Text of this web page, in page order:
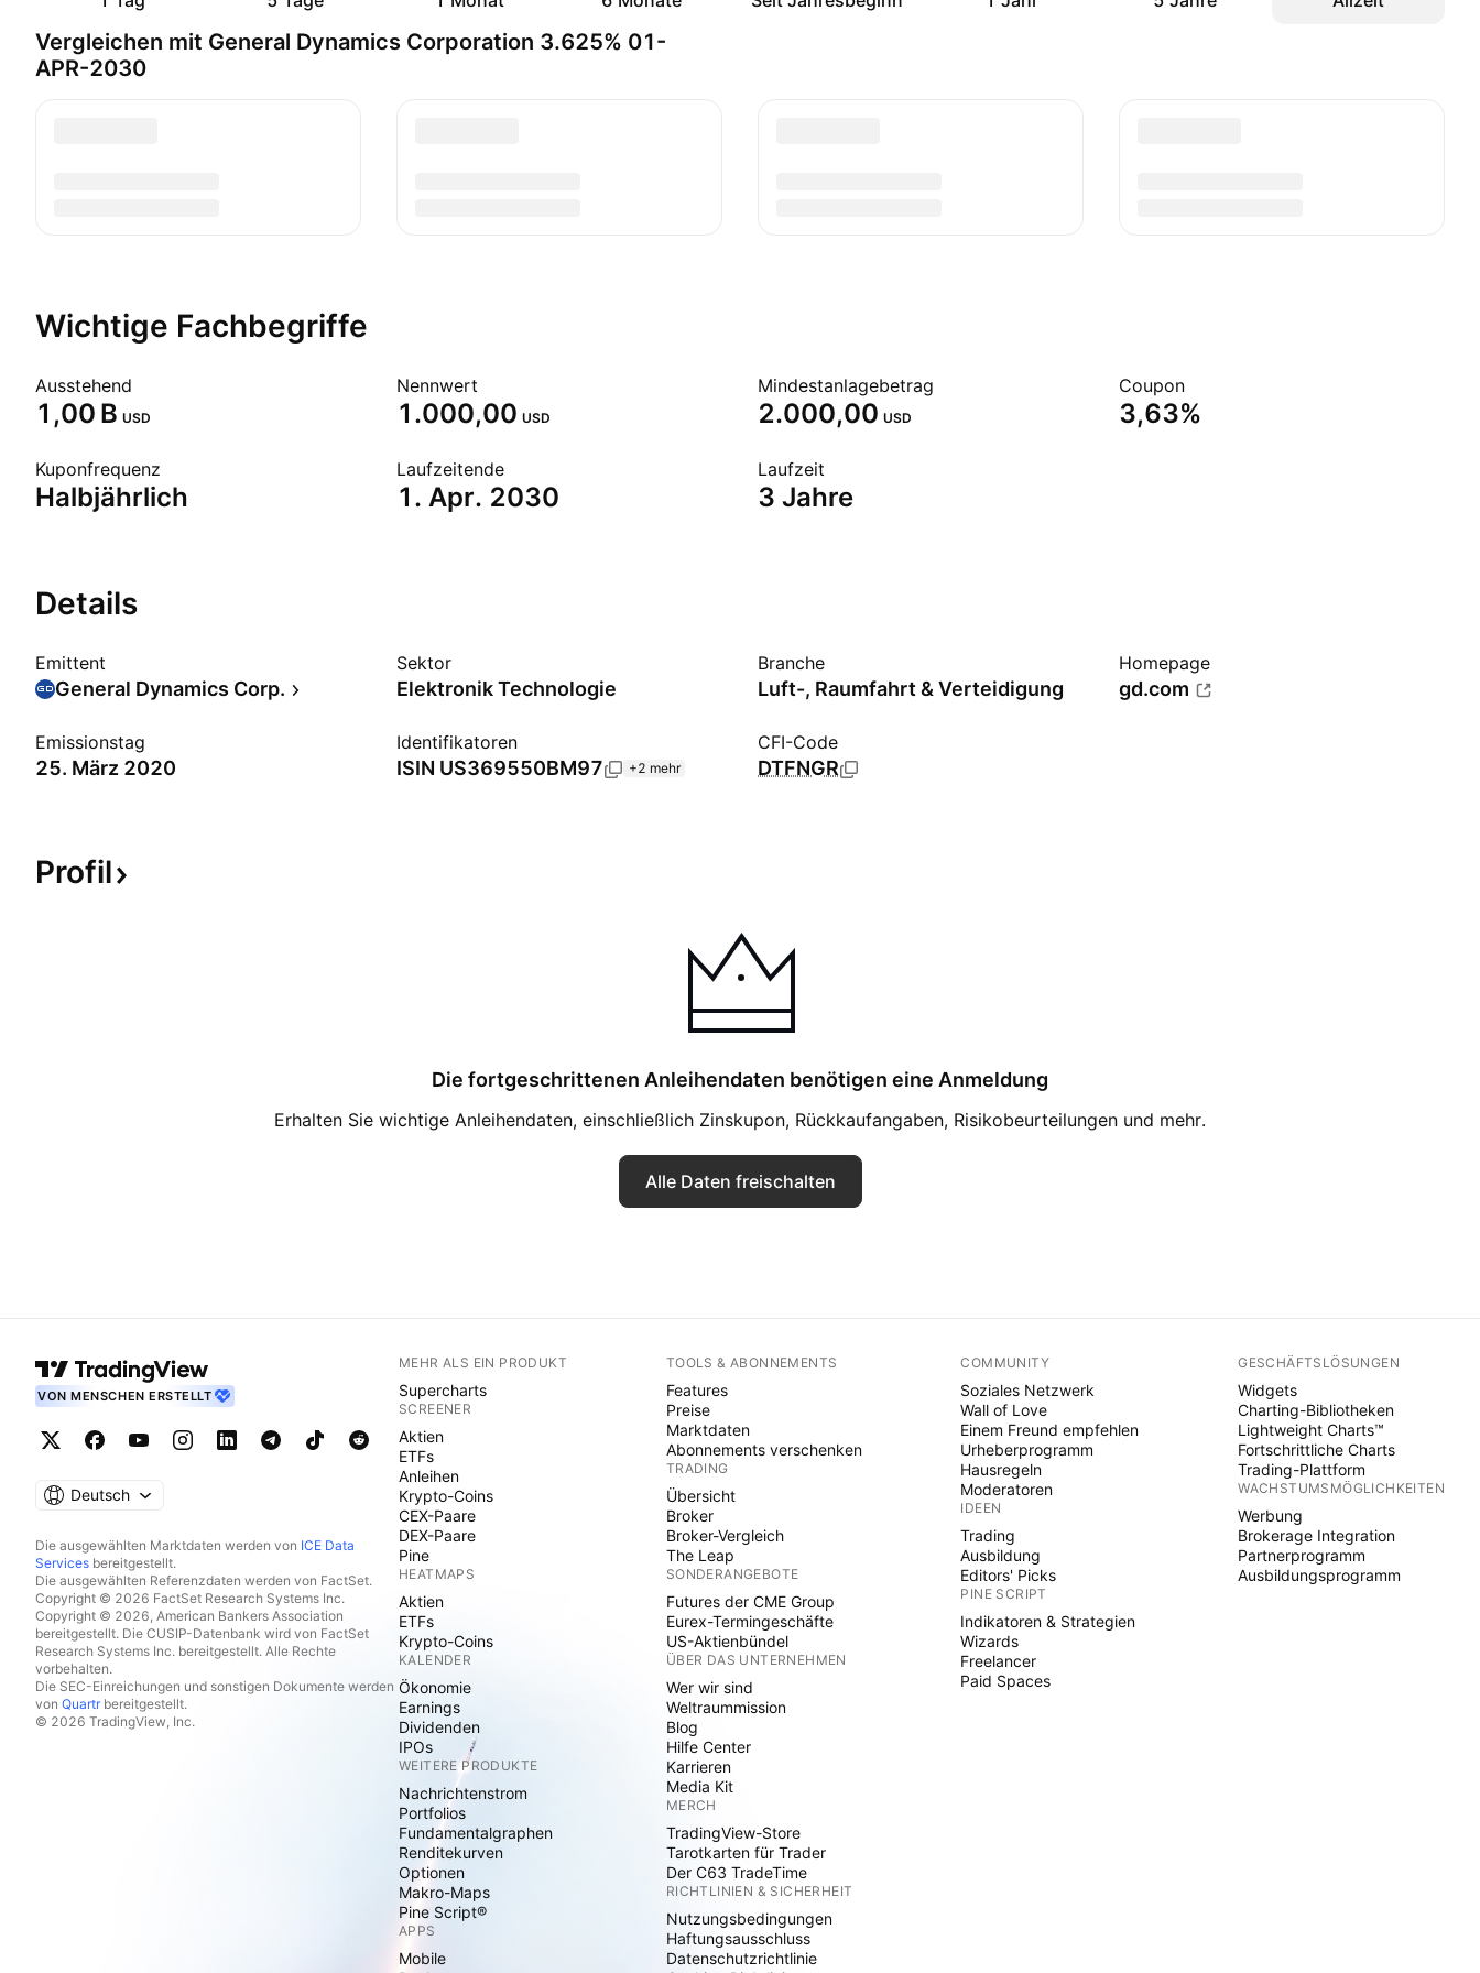
Vergleichen mit General Dynamics Corporation 3.625% 01-
APR-2030
Wichtige Fachbegriffe
Ausstehend
‪1,00 B‬ USD
Nennwert
1.000,00 USD
Mindestanlagebetrag
2.000,00 USD
Coupon
3,63%
Kuponfrequenz
Halbjährlich
Laufzeitende
1. Apr. 2030
Laufzeit
3 Jahre
Details
Emittent
General Dynamics Corp.
Sektor
Elektronik Technologie
Branche
Luft-, Raumfahrt & Verteidigung
Homepage
gd.com
Emissionstag
25. März 2020
Identifikatoren
ISIN US369550BM97 +2 mehr
CFI-Code
DTFNGR
Profil
Die fortgeschrittenen Anleihendaten benötigen eine Anmeldung
Erhalten Sie wichtige Anleihendaten, einschließlich Zinskupon, Rückkaufangaben, Risikobeurteilungen und mehr.
Alle Daten freischalten
VON MENSCHEN ERSTELLT
Deutsch
Die ausgewählten Marktdaten werden von ICE Data
Services bereitgestellt.
Die ausgewählten Referenzdaten werden von FactSet.
Copyright © 2026 FactSet Research Systems Inc.
Copyright © 2026, American Bankers Association
bereitgestellt. Die CUSIP-Datenbank wird von FactSet
Research Systems Inc. bereitgestellt. Alle Rechte
vorbehalten.
Die SEC-Einreichungen und sonstigen Dokumente werden
von Quartrbereitgestellt.
© 2026 TradingView, Inc.
MEHR ALS EIN PRODUKT
Supercharts
SCREENER
Aktien
ETFs
Anleihen
Krypto-Coins
CEX-Paare
DEX-Paare
Pine
HEATMAPS
Aktien
ETFs
Krypto-Coins
KALENDER
Ökonomie
Earnings
Dividenden
IPOs
WEITERE PRODUKTE
Nachrichtenstrom
Portfolios
Fundamentalgraphen
Renditekurven
Optionen
Makro-Maps
Pine Script®
APPS
Mobile
TOOLS & ABONNEMENTS
Features
Preise
Marktdaten
Abonnements verschenken
TRADING
Übersicht
Broker
Broker-Vergleich
The Leap
SONDERANGEBOTE
Futures der CME Group
Eurex-Termingeschäfte
US-Aktienbündel
ÜBER DAS UNTERNEHMEN
Wer wir sind
Weltraummission
Blog
Hilfe Center
Karrieren
Media Kit
MERCH
TradingView-Store
Tarotkarten für Trader
Der C63 TradeTime
RICHTLINIEN & SICHERHEIT
Nutzungsbedingungen
Haftungsausschluss
Datenschutzrichtlinie
COMMUNITY
Soziales Netzwerk
Wall of Love
Einem Freund empfehlen
Urheberprogramm
Hausregeln
Moderatoren
IDEEN
Trading
Ausbildung
Editors' Picks
PINE SCRIPT
Indikatoren & Strategien
Wizards
Freelancer
Paid Spaces
GESCHÄFTSLÖSUNGEN
Widgets
Charting-Bibliotheken
Lightweight Charts™
Fortschrittliche Charts
Trading-Plattform
WACHSTUMSMÖGLICHKEITEN
Werbung
Brokerage Integration
Partnerprogramm
Ausbildungsprogramm